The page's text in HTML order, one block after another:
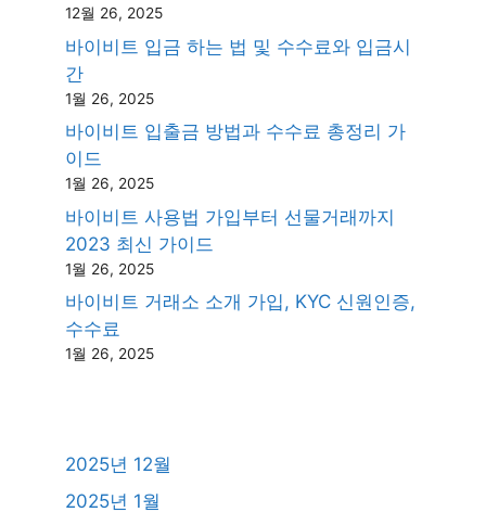
12월 26, 2025
바이비트 입금 하는 법 및 수수료와 입금시
간
1월 26, 2025
바이비트 입출금 방법과 수수료 총정리 가
이드
1월 26, 2025
바이비트 사용법 가입부터 선물거래까지
2023 최신 가이드
1월 26, 2025
바이비트 거래소 소개 가입, KYC 신원인증,
수수료
1월 26, 2025
2025년 12월
2025년 1월